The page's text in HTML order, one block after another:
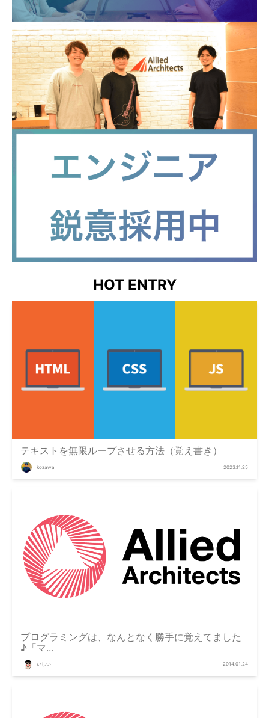
HOT ENTRY
テキストを無限ループさせる方法（覚え書き）
kozawa 2023.11.25
プログラミングは、なんとなく勝手に覚えてました
♪「マ...
いしい 2014.01.24